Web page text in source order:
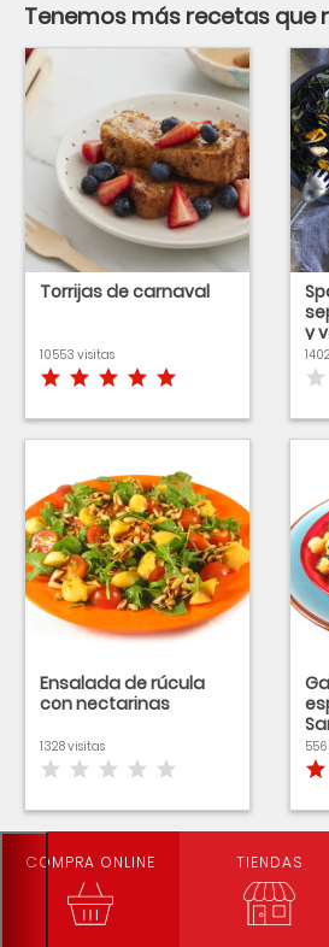
Tenemos más recetas que
Torrijas de carnaval
10553 visitas
y
Ensalada de rúcula
con nectarinas
1328 visitas
COMPRA ONLINE TIENDAS